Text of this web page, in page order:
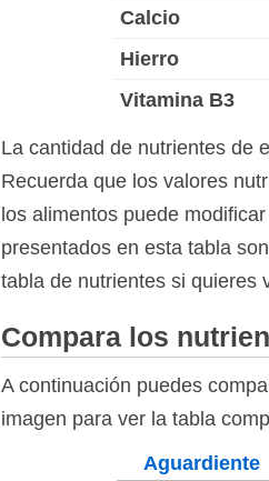
Calcio
Hierro
Vitamina B3
La cantidad de nutrientes de
Recuerda que los valores
los alimentos puede
presentados en esta tabla
tabla de nutrientes si quieres
Compara los
A continuación puedes
imagen para ver la tabla
Aguardiente